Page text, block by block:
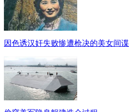
因色诱汉奸失败惨遭枪决的美女间谍